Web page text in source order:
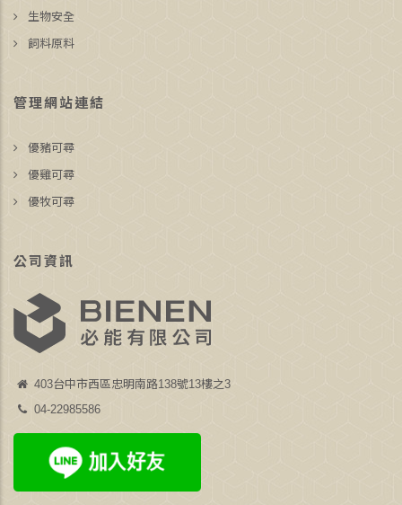
生物安全
飼料原料
管理網站連結
優豬可尋
優雞可尋
優牧可尋
公司資訊
403台中市西區忠明南路138號13樓之3
04-22985586